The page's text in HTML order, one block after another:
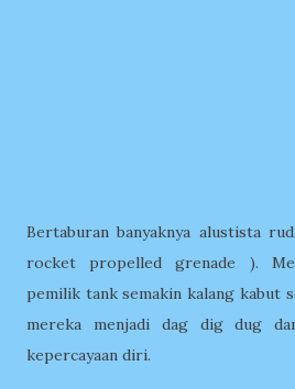
Bertaburan banyaknya alustista
rocket propelled grenade ).
pemilik tank semakin kalang kabut
mereka menjadi dag dig dug
kepercayaan diri.